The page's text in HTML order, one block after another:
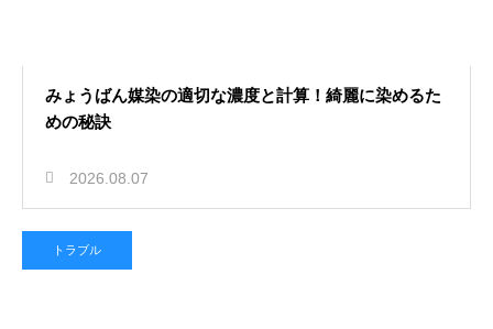
色褪せした古着を染め直しでリメイ
ク！自分好みに生まれ変わる
模様
みょうばん媒染の適切な濃度と計算！綺麗に染めるた
めの秘訣
2026.08.07
トラブル